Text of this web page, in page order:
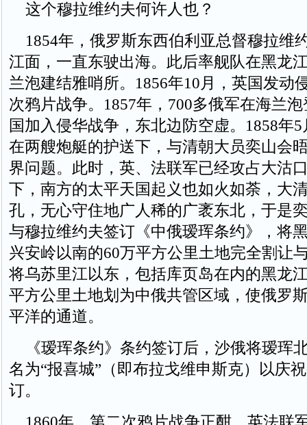
这个穆拉维约夫何许人也？
1854年，俄罗斯东西伯利亚总督穆拉维
江面，一直东驶出海。此后率舰队在黑龙
兰泡建结雅哨所。1856年10月，英国发动
次鸦片战争。1857年，700多俄军在海兰
国加入侵华战争，东北边防空虚。1858年
在两艘炮艇的护送下，与清朝大员奕山会
界问题。此时，英、法联军已经攻占大沽
下，南方的太平天国起义也如火如荼，大
孔，无心守住地广人稀的广袤东北，于是
与穆拉维约夫签订《中俄瑷珲条约》，将
兴安岭以南的60万平方公里土地完全割让
将乌苏里江以东，包括库页岛在内的黑龙
平方公里土地划为中俄共管区域，使俄罗
平洋的通道。
《瑷珲条约》条约签订后，沙俄将瑷珲
名为“报喜城”（即布拉戈维申斯克）以庆
订。